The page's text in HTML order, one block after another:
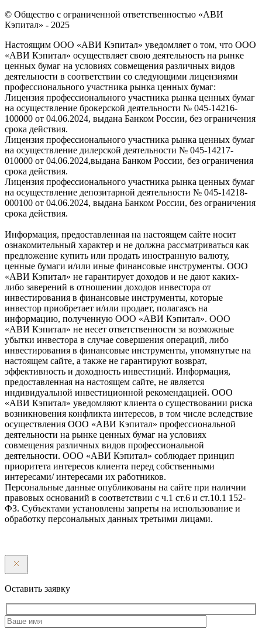
© Общество с ограниченной ответственностью «АВИ
Кэпитал» - 2025
Настоящим ООО «АВИ Кэпитал» уведомляет о том, что ООО
«АВИ Кэпитал» осуществляет свою деятельность на рынке
ценных бумаг на условиях совмещения различных видов
деятельности в соответствии со следующими лицензиями
профессионального участника рынка ценных бумаг:
Лицензия профессионального участника рынка ценных бумаг
на осуществление брокерской деятельности № 045-14216-
100000 от 04.06.2024, выдана Банком России, без ограничения
срока действия.
Лицензия профессионального участника рынка ценных бумаг
на осуществление дилерской деятельности № 045-14217-
010000 от 04.06.2024,выдана Банком России, без ограничения
срока действия.
Лицензия профессионального участника рынка ценных бумаг
на осуществление депозитарной деятельности № 045-14218-
000100 от 04.06.2024, выдана Банком России, без ограничения
срока действия.
Информация, предоставленная на настоящем сайте носит
ознакомительный характер и не должна рассматриваться как
предложение купить или продать иностранную валюту,
ценные бумаги и/или иные финансовые инструменты. ООО
«АВИ Кэпитал» не гарантирует доходов и не дают каких-
либо заверений в отношении доходов инвестора от
инвестирования в финансовые инструменты, которые
инвестор приобретает и/или продает, полагаясь на
информацию, полученную ООО «АВИ Кэпитал». ООО
«АВИ Кэпитал» не несет ответственности за возможные
убытки инвестора в случае совершения операций, либо
инвестирования в финансовые инструменты, упомянутые на
настоящем сайте, а также не гарантируют возврат,
эффективность и доходность инвестиций. Информация,
предоставленная на настоящем сайте, не является
индивидуальной инвестиционной рекомендацией. ООО
«АВИ Кэпитал» уведомляют клиента о существовании риска
возникновения конфликта интересов, в том числе вследствие
осуществления ООО «АВИ Кэпитал» профессиональной
деятельности на рынке ценных бумаг на условиях
совмещения различных видов профессиональной
деятельности. ООО «АВИ Кэпитал» соблюдает принцип
приоритета интересов клиента перед собственными
интересами/ интересами их работников.
Персональные данные опубликованы на сайте при наличии
правовых оснований в соответствии с ч.1 ст.6 и ст.10.1 152-
ФЗ. Субъектами установлены запреты на использование и
обработку персональных данных третьими лицами.
Оставить заявку